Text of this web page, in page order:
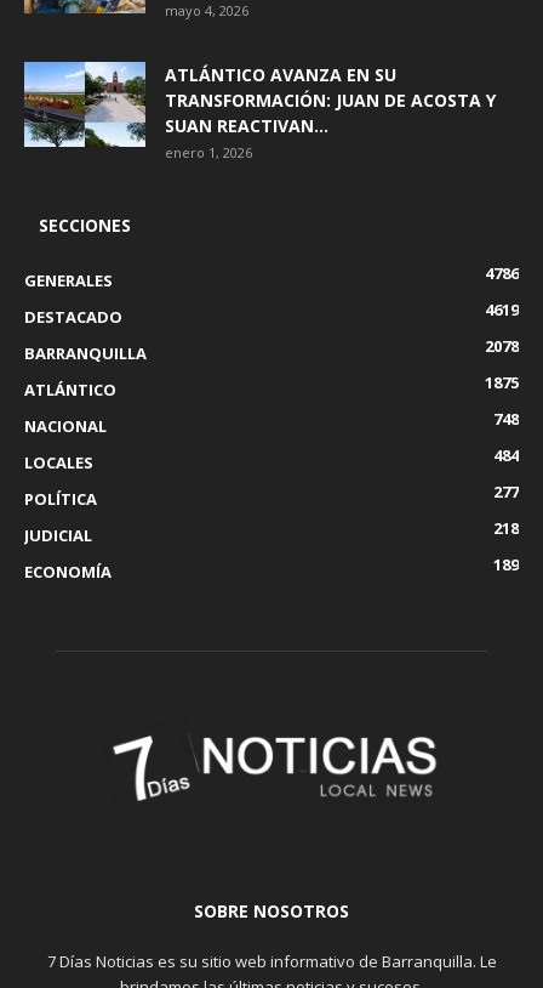
mayo 4, 2026
ATLÁNTICO AVANZA EN SU
TRANSFORMACIÓN: JUAN DE ACOSTA Y
SUAN REACTIVAN...
enero 1, 2026
SECCIONES
GENERALES
4786
DESTACADO
4619
BARRANQUILLA
2078
ATLÁNTICO
1875
NACIONAL
748
LOCALES
484
POLÍTICA
277
JUDICIAL
218
ECONOMÍA
189
SOBRE NOSOTROS
7 Días Noticias es su sitio web informativo de Barranquilla. Le